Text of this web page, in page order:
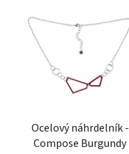
Ocelový náhrdelník -
Compose Burgundy